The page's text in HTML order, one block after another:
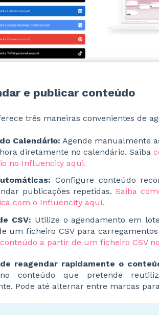
e publicar conteúdo
três maneiras convenientes de
Calendário: Agende manualmente
diretamente no calendário. Saiba
no Influencity aqui.
Configure conteúdo
publicações repetidas.Saiba
com o Influencity aqui.
CSV: Utilize o agendamento em
um ficheiro CSV para
a partir de um ficheiro CSV
reagendar rapidamente o
conteúdo que pretende
Pode até alternar entre marcas